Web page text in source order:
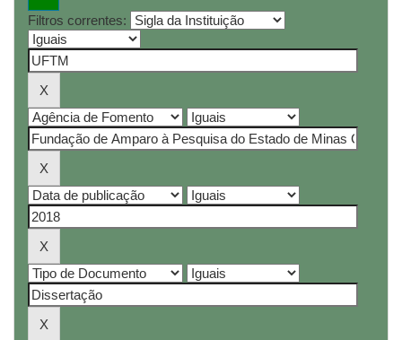
Filtros correntes: